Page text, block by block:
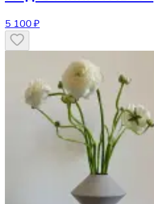
5 100 ₽